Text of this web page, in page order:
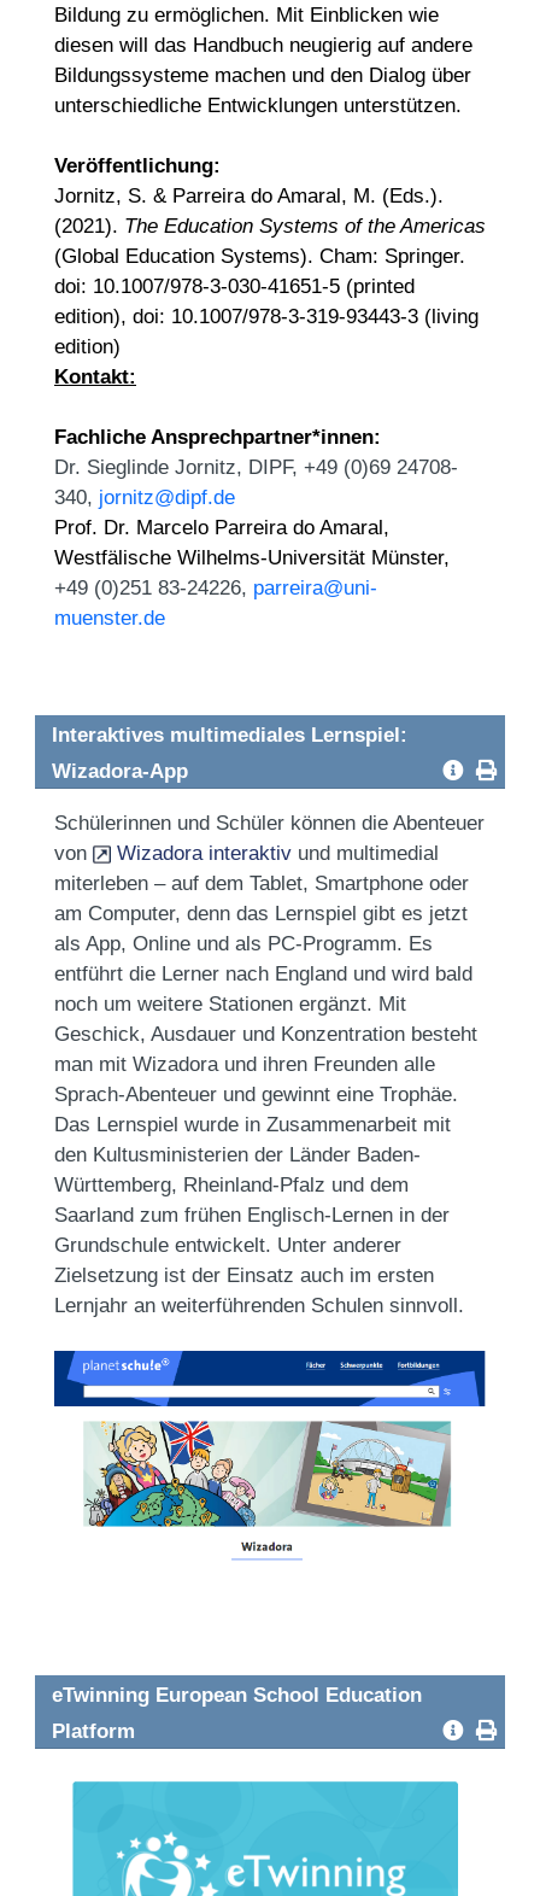
Bildung zu ermöglichen. Mit Einblicken wie
diesen will das Handbuch neugierig auf andere
Bildungssysteme machen und den Dialog über
unterschiedliche Entwicklungen unterstützen.
Veröffentlichung:
Jornitz, S. & Parreira do Amaral, M. (Eds.).
(2021). The Education Systems of the Americas
(Global Education Systems). Cham: Springer.
doi: 10.1007/978-3-030-41651-5 (printed
edition), doi: 10.1007/978-3-319-93443-3 (living
edition)
Kontakt:
Fachliche Ansprechpartner*innen:
Dr. Sieglinde Jornitz, DIPF, +49 (0)69 24708-
340, jornitz@dipf.de
Prof. Dr. Marcelo Parreira do Amaral,
Westfälische Wilhelms-Universität Münster,
+49 (0)251 83-24226, parreira@uni-
muenster.de
Interaktives multimediales Lernspiel:
Wizadora-App
Schülerinnen und Schüler können die Abenteuer
von
Wizadora interaktiv und multimedial
miterleben – auf dem Tablet, Smartphone oder
am Computer, denn das Lernspiel gibt es jetzt
als App, Online und als PC-Programm. Es
entführt die Lerner nach England und wird bald
noch um weitere Stationen ergänzt. Mit
Geschick, Ausdauer und Konzentration besteht
man mit Wizadora und ihren Freunden alle
Sprach-Abenteuer und gewinnt eine Trophäe.
Das Lernspiel wurde in Zusammenarbeit mit
den Kultusministerien der Länder Baden-
Württemberg, Rheinland-Pfalz und dem
Saarland zum frühen Englisch-Lernen in der
Grundschule entwickelt. Unter anderer
Zielsetzung ist der Einsatz auch im ersten
Lernjahr an weiterführenden Schulen sinnvoll.
eTwinning European School Education
Platform